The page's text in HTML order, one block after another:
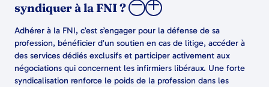
syndiquer à la FNI ?
Adhérer à la FNI, c’est s’engager pour la défense de sa
profession, bénéficier d’un soutien en cas de litige, accéder à
des services dédiés exclusifs et participer activement aux
négociations qui concernent les infirmiers libéraux. Une forte
syndicalisation renforce le poids de la profession dans les